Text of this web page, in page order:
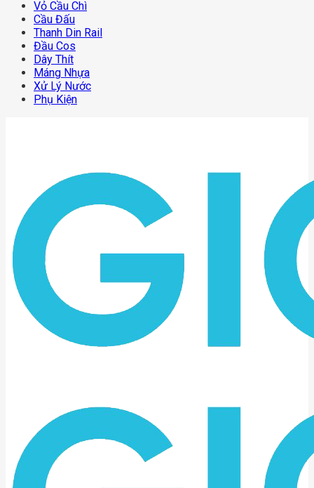
Vỏ Cầu Chì
Cầu Đấu
Thanh Din Rail
Đầu Cos
Dây Thít
Máng Nhựa
Xử Lý Nước
Phụ Kiện